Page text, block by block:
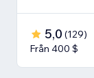
5,0 (129)
Från 400 $